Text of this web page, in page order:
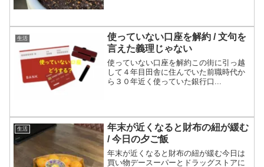
生活
使っていない口座を解約 / 文句を
言えた義理じゃない
使っていない口座を解約この街に引っ越
して４年目田舎に住んでいた前職時代か
ら３０年近く使っていた銀行口...
生活
年末が近くなると財布の紐が緩む
/ 今日の夕ご飯
年末が近くなると財布の紐が緩む今日は
買い物デースーパーとドラッグストアに